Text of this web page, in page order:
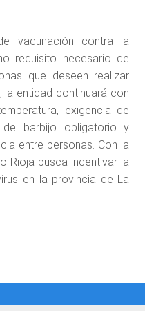
vacunación contra la
requisito necesario de
que deseen realizar
la entidad continuará con
exigencia de
barbijo obligatorio y
entre personas. Con la
Rioja busca incentivar la
en la provincia de La